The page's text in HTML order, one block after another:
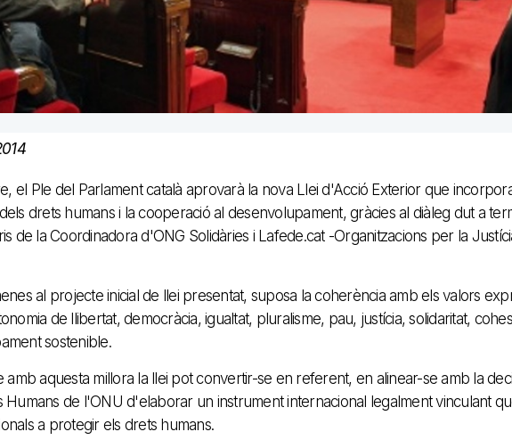
el Ple del Parlament català aprovarà la nova Llei d'Acció Exterior que
drets humans i la cooperació al desenvolupament, gràcies al diàleg dut a
de la Coordinadora d'ONG Solidàries i Lafede.cat -Organitzacions per la
al projecte inicial de llei presentat, suposa la coherència amb els valors
de llibertat, democràcia, igualtat, pluralisme, pau, justícia, solidaritat,
sostenible.
amb aquesta millora la llei pot convertir-se en referent, en alinear-se amb la
Humans de l'ONU d'elaborar un instrument internacional legalment vinculant
a protegir els drets humans.